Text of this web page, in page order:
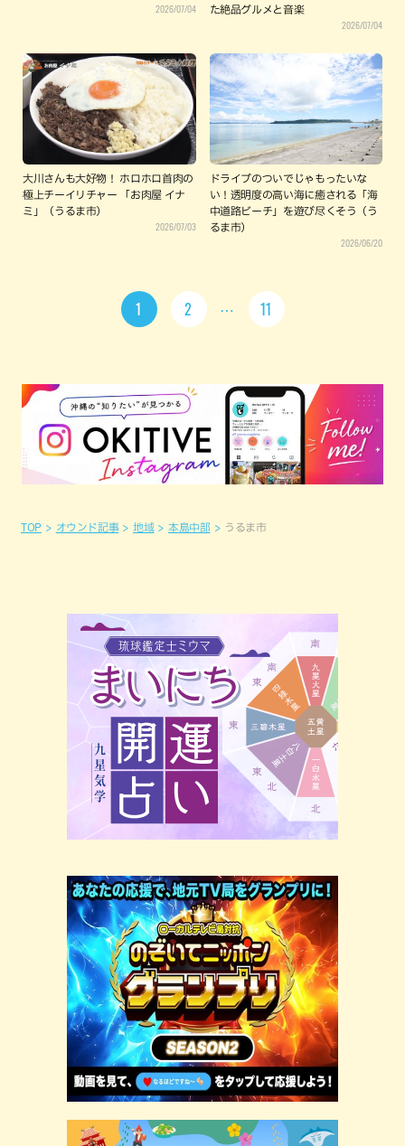
2026/07/04
た絶品グルメと音楽
2026/07/04
大川さんも大好物！ ホロホロ首肉の
極上チーイリチャー 「お肉屋 イナ
ミ」（うるま市）
2026/07/03
ドライブのついでじゃもったいな
い！透明度の高い海に癒される「海
中道路ビーチ」を遊び尽くそう（う
るま市）
2026/06/20
1 2 11
TOP オウンド記事 地域 本島中部 うるま市